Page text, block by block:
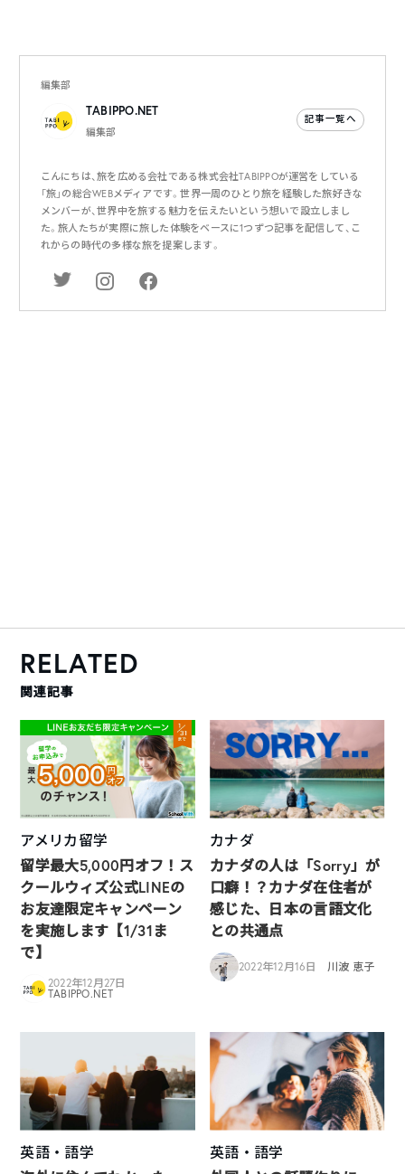
編集部
TABIPPO.NET
編集部
記事一覧へ
こんにちは、旅を広める会社である株式会社TABIPPOが運営をしている
「旅」の総合WEBメディアです。世界一周のひとり旅を経験した旅好きな
メンバーが、世界中を旅する魅力を伝えたいという想いで設立しまし
た。旅人たちが実際に旅した体験をベースに1つずつ記事を配信して、こ
れからの時代の多様な旅を提案します。
RELATED
関連記事
アメリカ留学
留学最大5,000円オフ！ス
クールウィズ公式LINEの
お友達限定キャンペーン
を実施します【1/31ま
で】
2022年12月27日
TABIPPO.NET
カナダ
カナダの人は「Sorry」が
口癖！？カナダ在住者が
感じた、日本の言語文化
との共通点
2022年12月16日 川波 恵子
英語・語学 英語・語学